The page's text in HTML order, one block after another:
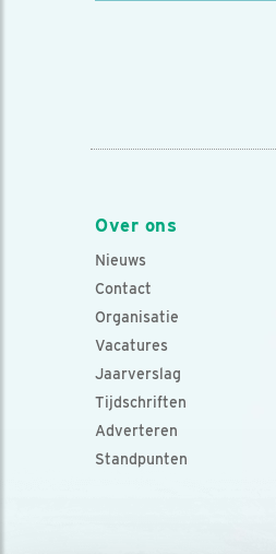
Over ons
Nieuws
Contact
Organisatie
Vacatures
Jaarverslag
Tijdschriften
Adverteren
Standpunten